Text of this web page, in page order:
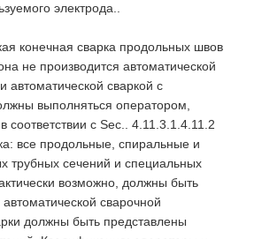
электрода..
конечная сварка продольных швов
не производится автоматической
автоматической сваркой с
выполняться оператором,
с Sec.. 4.11.3.1.4.11.2
все продольные, спиральные и
трубных сечений и специальных
возможно, должны быть
сварочной
должны быть представлены